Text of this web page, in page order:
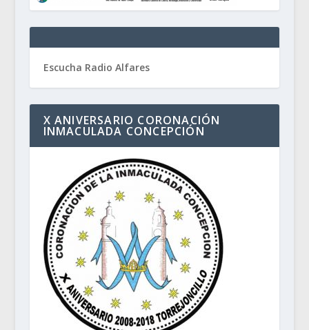
Escucha Radio Alfares
X ANIVERSARIO CORONACIÓN
INMACULADA CONCEPCIÓN